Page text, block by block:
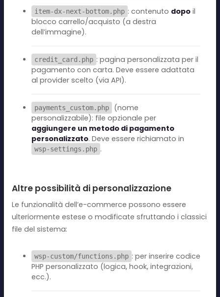
item-dx-next-bottom.php : contenuto dopo il
blocco carrello/acquisto (a destra
dell’immagine).
credit_card.php : pagina personalizzata per il
pagamento con carta. Deve essere adattata
al provider scelto (via API).
payments_custom.php
(nome
personalizzabile): file opzionale per
aggiungere un metodo di pagamento
personalizzato. Deve essere richiamato in
wsp-settings.php .
Altre possibilità di personalizzazione
Le funzionalità dell’e-commerce possono essere
ulteriormente estese o modificate sfruttando i classici
file del sistema:
wsp-custom/functions.php : per inserire codice
PHP personalizzato (logica, hook, integrazioni,
ecc.).